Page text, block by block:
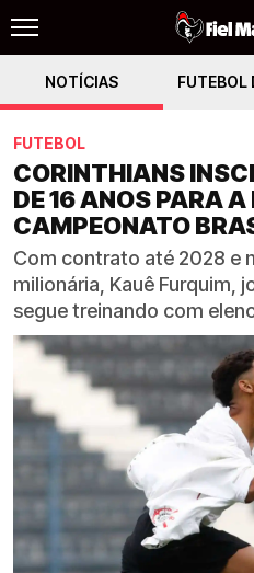
NOTÍCIAS FUTEBOL
FUTEBOL
CORINTHIANS
DE 16 ANOS PARA
CAMPEONATO
Com contrato até 2028 e
milionária, Kauê Furquim,
segue treinando com